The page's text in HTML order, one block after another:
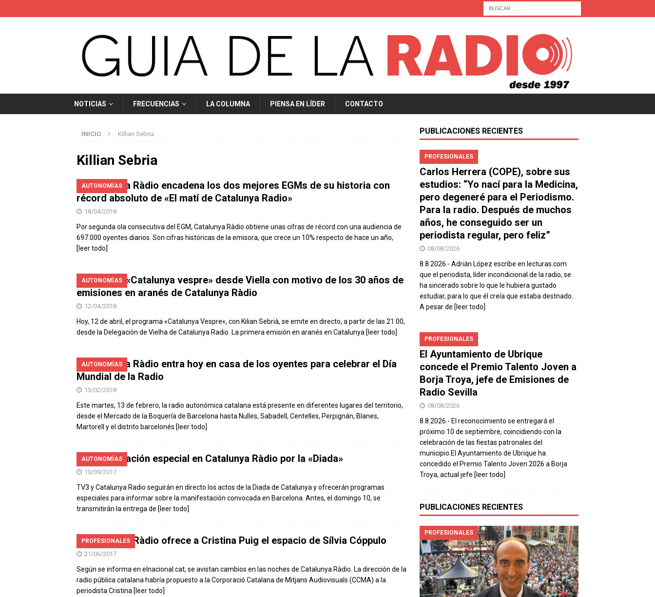
NOTICIAS FRECUENCIAS LA COLUMNA PIENSA EN LÍDER CONTACTO
INICIO Killian Sebria
Killian Sebria
AUTONOMÍAS
Catalunya Ràdio encadena los dos mejores EGMs de su historia con
récord absoluto de «El matí de Catalunya Radio»
18/04/2018
Por segunda ola consecutiva del EGM, Catalunya Ràdio obtiene unas cifras de récord con una audiencia de
697.000 oyentes diarios. Son cifras históricas de la emisora, que crece un 10% respecto de hace un año,
[leer todo]
AUTONOMÍAS
Especial «Catalunya vespre» desde Viella con motivo de los 30 años de
emisiones en aranés de Catalunya Ràdio
12/04/2018
Hoy, 12 de abril, el programa «Catalunya Vespre«, con Kilian Sebrià, se emite en directo, a partir de las 21.00,
desde la Delegación de Vielha de Catalunya Radio. La primera emisión en aranés en Catalunya [leer todo]
AUTONOMÍAS
Catalunya Ràdio entra hoy en casa de los oyentes para celebrar el Día
Mundial de la Radio
13/02/2018
Este martes, 13 de febrero, la radio autonómica catalana está presente en diferentes lugares del territorio,
desde el Mercado de la Boquería de Barcelona hasta Nulles, Sabadell, Centelles, Perpignán, Blanes,
Martorell y el distrito barcelonés [leer todo]
AUTONOMÍAS
Programación especial en Catalunya Ràdio por la «Diada»
10/09/2017
TV3 y Catalunya Radio seguirán en directo los actos de la Diada de Catalunya y ofrecerán programas
especiales para informar sobre la manifestación convocada en Barcelona. Antes, el domingo 10, se
transmitirán la entrega de [leer todo]
PROFESIONALES
Catalunya Ràdio ofrece a Cristina Puig el espacio de Sílvia Cóppulo
21/06/2017
Según se informa en elnacional.cat, se avistan cambios en las noches de Catalunya Ràdio. La dirección de la
radio pública catalana habría propuesto a la Corporació Catalana de Mitjans Audiovisuals (CCMA) a la
periodista Cristina [leer todo]
PUBLICACIONES RECIENTES
PROFESIONALES
Carlos Herrera (COPE), sobre sus
estudios: “Yo nací para la Medicina,
pero degeneré para el Periodismo.
Para la radio. Después de muchos
años, he conseguido ser un
periodista regular, pero feliz”
08/08/2026
8.8.2026.- Adrián López escribe en lecturas.com
que el periodista, líder incondicional de la radio, se
ha sincerado sobre lo que le hubiera gustado
estudiar, para lo que él creía que estaba destnado.
A pesar de [leer todo]
PROFESIONALES
El Ayuntamiento de Ubrique
concede el Premio Talento Joven a
Borja Troya, jefe de Emisiones de
Radio Sevilla
08/08/2026
8.8.2026.- El reconocimiento se entregará el
próximo 10 de septiembre, coincidiendo con la
celebración de las fiestas patronales del
municipio.El Ayuntamiento de Ubrique ha
concedido el Premio Talento Joven 2026 a Borja
Troya, actual jefe [leer todo]
PUBLICACIONES RECIENTES
PROFESIONALES